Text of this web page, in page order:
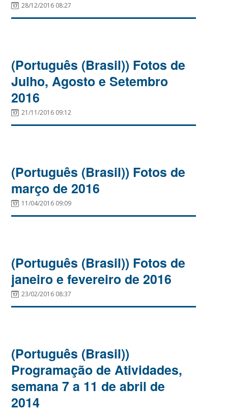
28/12/2016 08:27
(Português (Brasil)) Fotos de
Julho, Agosto e Setembro
2016
21/11/2016 09:12
(Português (Brasil)) Fotos de
março de 2016
11/04/2016 09:09
(Português (Brasil)) Fotos de
janeiro e fevereiro de 2016
23/02/2016 08:37
(Português (Brasil))
Programação de Atividades,
semana 7 a 11 de abril de
2014